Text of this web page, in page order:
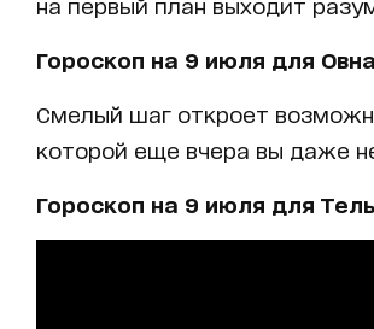
на первый план выходит
Гороскоп на 9 июля для Овна
Смелый шаг откроет
которой еще вчера вы даже
Гороскоп на 9 июля для